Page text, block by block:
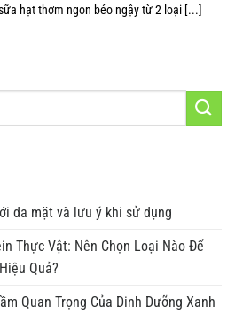
hạt thơm ngon béo ngậy từ 2 loại [...]
da mặt và lưu ý khi sử dụng
Thực Vật: Nên Chọn Loại Nào Để
Quả?
Quan Trọng Của Dinh Dưỡng Xanh